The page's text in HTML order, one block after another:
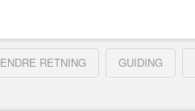
ENDRE RETNING GUIDING